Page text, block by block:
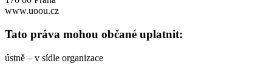
www.uoou.cz
Tato práva mohou občané uplatnit:
ústně – v sídle organizace